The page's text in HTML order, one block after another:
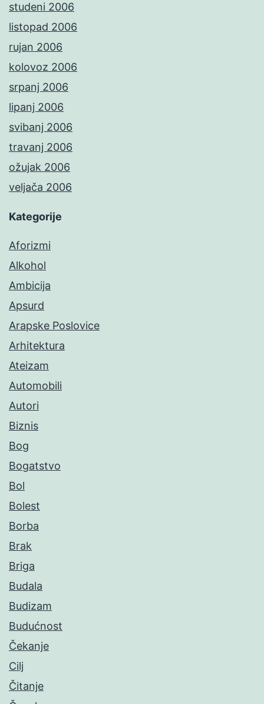
studeni 2006
listopad 2006
rujan 2006
kolovoz 2006
srpanj 2006
lipanj 2006
svibanj 2006
travanj 2006
ožujak 2006
veljača 2006
Kategorije
Aforizmi
Alkohol
Ambicija
Apsurd
Arapske Poslovice
Arhitektura
Ateizam
Automobili
Autori
Biznis
Bog
Bogatstvo
Bol
Bolest
Borba
Brak
Briga
Budala
Budizam
Budućnost
Čekanje
Cilj
Čitanje